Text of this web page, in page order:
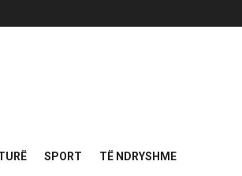
SPORT TË NDRYSHME